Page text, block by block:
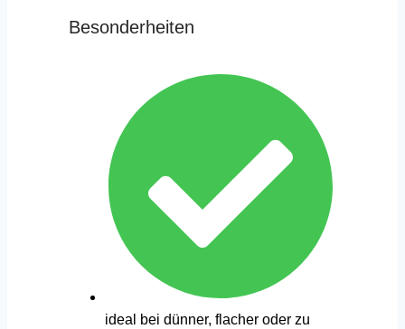
Besonderheiten
ideal bei dünner, flacher oder zu